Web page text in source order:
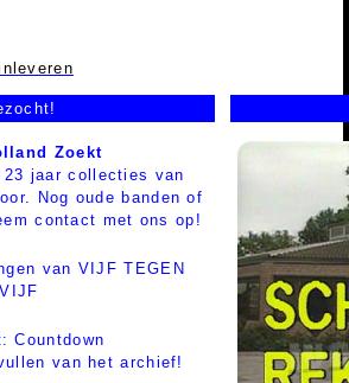
Zoekt
jaar collecties van
Nog oude banden of
contact met ons op!
van VIJF TEGEN
VIJF
Countdown
van het archief!